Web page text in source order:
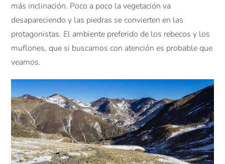
más inclinación. Poco a poco la vegetación va
desapareciendo y las piedras se convierten en las
protagonistas. El ambiente preferido de los rebecos y los
muflones, que si buscamos con atención es probable que
veamos.